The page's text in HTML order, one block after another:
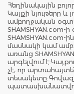
Հեղինակային
Կայքի նյութերը և
ամբողջական
SHAMSHYAN.com-
SHAMSHYAN.com-
մասնակի կամ
առանց
արգելվում
չէ, որ